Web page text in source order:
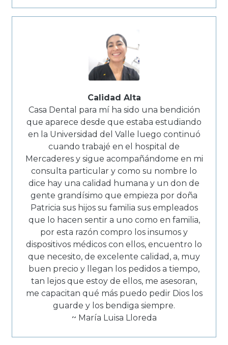
Calidad Alta
Casa Dental para mí ha sido una bendición
que aparece desde que estaba estudiando
en la Universidad del Valle luego continuó
cuando trabajé en el hospital de
Mercaderes y sigue acompañándome en mi
consulta particular y como su nombre lo
dice hay una calidad humana y un don de
gente grandísimo que empieza por doña
Patricia sus hijos su familia sus empleados
que lo hacen sentir a uno como en familia,
por esta razón compro los insumos y
dispositivos médicos con ellos, encuentro lo
que necesito, de excelente calidad, a, muy
buen precio y llegan los pedidos a tiempo,
tan lejos que estoy de ellos, me asesoran,
me capacitan qué más puedo pedir Dios los
guarde y los bendiga siempre.
~ María Luisa Lloreda